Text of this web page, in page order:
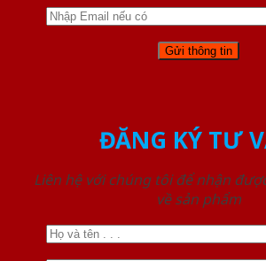
ĐĂNG KÝ TƯ
Liên hệ với chúng tôi để nhận
về sản phẩm